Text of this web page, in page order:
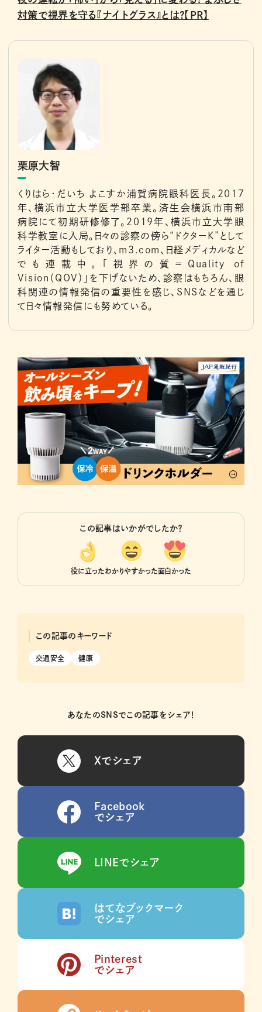
対策で視界を守る『ナイトグラス』とは?【PR】
栗原大智
くりはら・だいち よこすか浦賀病院眼科医長。2017
年、横浜市立大学医学部卒業。済生会横浜市南部
病院にて初期研修修了。2019年、横浜市立大学眼
科学教室に入局。日々の診察の傍ら“ドクターK”として
ライター活動もしており、m3.com、日経メディカルなど
でも連載中。「視界の質＝Quality of
Vision（QOV）」を下げないため、診察はもちろん、眼
科関連の情報発信の重要性を感じ、SNSなどを通じ
て日々情報発信にも努めている。
この記事はいかがでしたか？
役に立ったわかりやすかった面白かった
この記事のキーワード
交通安全 健康
あなたのSNSでこの記事をシェア！
Xでシェア
Facebook
でシェア
LINEでシェア
はてなブックマーク
でシェア
Pinterest
でシェア